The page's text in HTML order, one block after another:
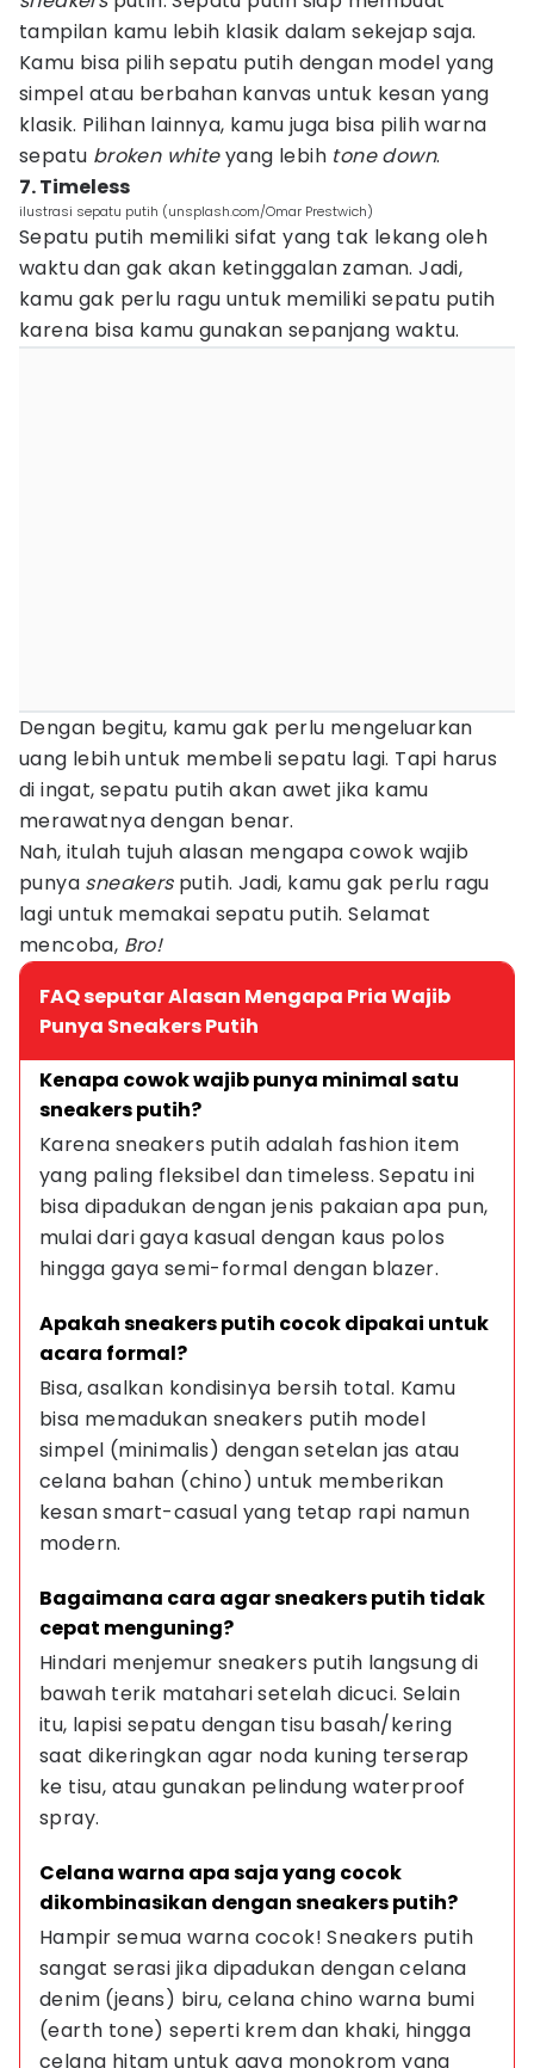
tampilan kamu lebih klasik dalam sekejap saja.
Kamu bisa pilih sepatu putih dengan model yang
simpel atau berbahan kanvas untuk kesan yang
klasik. Pilihan lainnya, kamu juga bisa pilih warna
sepatu broken whiteyang lebih tone down.
7. Timeless
ilustrasi sepatu putih (unsplash.com/Omar Prestwich)
Sepatu putih memiliki sifat yang tak lekang oleh
waktu dan gak akan ketinggalan zaman. Jadi,
kamu gak perlu ragu untuk memiliki sepatu putih
karena bisa kamu gunakan sepanjang waktu.
Dengan begitu, kamu gak perlu mengeluarkan
uang lebih untuk membeli sepatu lagi. Tapi harus
di ingat, sepatu putih akan awet jika kamu
merawatnya dengan benar.
Nah, itulah tujuh alasan mengapa cowok wajib
punya sneakersputih. Jadi, kamu gak perlu ragu
lagi untuk memakai sepatu putih. Selamat
mencoba, Bro!
FAQ seputar Alasan Mengapa Pria Wajib
Punya Sneakers Putih
Kenapa cowok wajib punya minimal satu
sneakers putih?
Karena sneakers putih adalah fashion item
yang paling fleksibel dan timeless. Sepatu ini
bisa dipadukan dengan jenis pakaian apa pun,
mulai dari gaya kasual dengan kaus polos
hingga gaya semi-formal dengan blazer.
Apakah sneakers putih cocok dipakai untuk
acara formal?
Bisa, asalkan kondisinya bersih total. Kamu
bisa memadukan sneakers putih model
simpel (minimalis) dengan setelan jas atau
celana bahan (chino) untuk memberikan
kesan smart-casual yang tetap rapi namun
modern.
Bagaimana cara agar sneakers putih tidak
cepat menguning?
Hindari menjemur sneakers putih langsung di
bawah terik matahari setelah dicuci. Selain
itu, lapisi sepatu dengan tisu basah/kering
saat dikeringkan agar noda kuning terserap
ke tisu, atau gunakan pelindung waterproof
spray.
Celana warna apa saja yang cocok
dikombinasikan dengan sneakers putih?
Hampir semua warna cocok! Sneakers putih
sangat serasi jika dipadukan dengan celana
denim (jeans) biru, celana chino warna bumi
(earth tone) seperti krem dan khaki, hingga
celana hitam untuk gaya monokrom yang